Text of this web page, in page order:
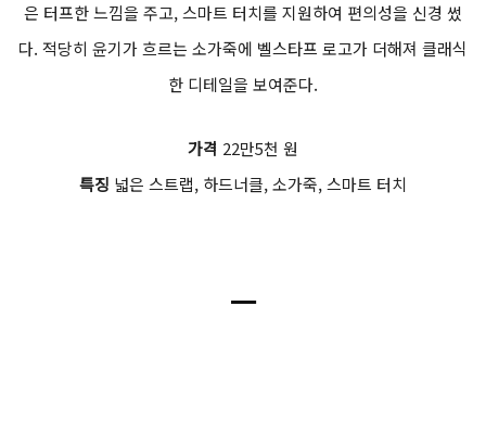
은 터프한 느낌을 주고, 스마트 터치를 지원하여 편의성을 신경 썼
다. 적당히 윤기가 흐르는 소가죽에 벨스타프 로고가 더해져 클래식
한 디테일을 보여준다.
가격 22만5천 원
특징 넓은 스트랩, 하드너클, 소가죽, 스마트 터치
ㅡ